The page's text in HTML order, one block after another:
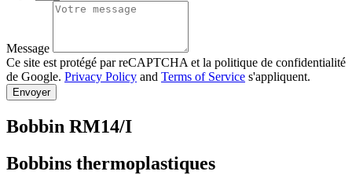
Message
Ce site est protégé par reCAPTCHA et la politique de confidentialité
de Google. Privacy Policy and Terms of Service s'appliquent.
Envoyer
Bobbin RM14/I
Bobbins thermoplastiques